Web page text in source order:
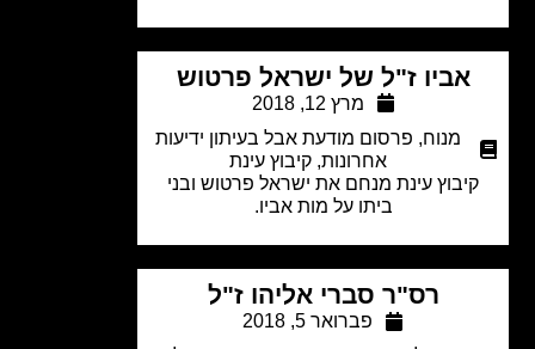
אביו ז"ל של ישראל פרטוש
מרץ 12, 2018
מנוח,
פרסום מודעת אבל בעיתון ידיעות
אחרונות,קיבוץ עינת
עינת מנחם את ישראל פרטוש ובני
ביתו על מות אביו.
רס"ר סברי אליהו ז"ל
פברואר 5, 2018